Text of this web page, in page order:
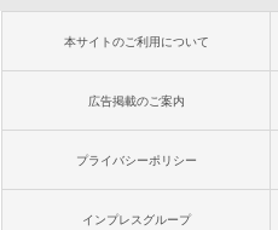
本サイトのご利用について
広告掲載のご案内
プライバシーポリシー
インプレスグループ